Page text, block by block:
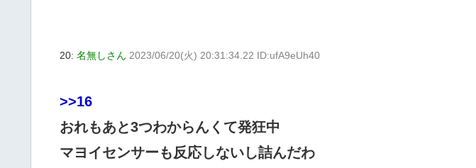
20: 名無しさん 2023/06/20(火) 20:31:34.22 ID:ufA9eUh40
>>16
おれもあと3つわからんくて発狂中
マヨイセンサーも反応しないし詰んだわ